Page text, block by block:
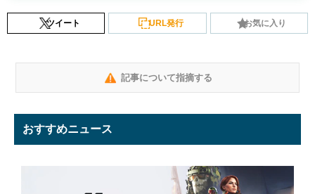
ツイート URL発行 お気に入り
記事について指摘する
おすすめニュース